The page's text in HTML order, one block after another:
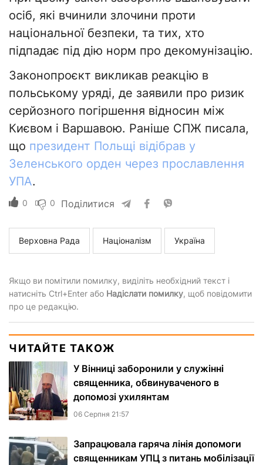
осіб, які вчинили злочини проти
національної безпеки, та тих, хто
підпадає під дію норм про декомунізацію.
Законопроєкт викликав реакцію в
польському уряді, де заявили про ризик
серйозного погіршення відносин між
Києвом і Варшавою. Раніше СПЖ писала,
що президент Польщі відібрав у
Зеленського орден через прославлення
УПА.
0 0 Поділитися
Верховна Рада Націоналізм Україна
Якщо ви помітили помилку, виділіть необхідний текст і
натисніть Ctrl+Enter або Надіслати помилку, щоб повідомити
про це редакцію.
ЧИТАЙТЕ ТАКОЖ
У Вінниці заборонили у служінні
священника, обвинуваченого в
допомозі ухилянтам
06 Серпня 21:57
Запрацювала гаряча лінія допомоги
священникам УПЦ з питань мобілізації